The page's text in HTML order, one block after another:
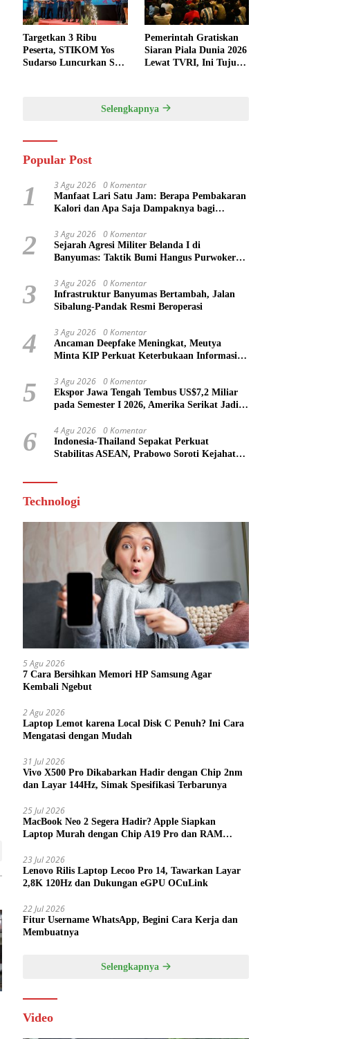
Targetkan 3 Ribu
Peserta, STIKOM Yos
Sudarso Luncurkan SYS
Pemerintah Gratiskan
Siaran Piala Dunia 2026
Lewat TVRI, Ini Tujuan
Selengkapnya
Popular Post
1 3 Agu 2026 0 Komentar
Manfaat Lari Satu Jam: Berapa Pembakaran
Kalori dan Apa Saja Dampaknya bagi
2 3 Agu 2026 0 Komentar
Sejarah Agresi Militer Belanda I di
Banyumas: Taktik Bumi Hangus Purwokerto
3 3 Agu 2026 0 Komentar
Infrastruktur Banyumas Bertambah, Jalan
Sibalung-Pandak Resmi Beroperasi
4 3 Agu 2026 0 Komentar
Ancaman Deepfake Meningkat, Meutya
Minta KIP Perkuat Keterbukaan Informasi
5 3 Agu 2026 0 Komentar
Ekspor Jawa Tengah Tembus US$7,2 Miliar
pada Semester I 2026, Amerika Serikat Jadi
6 4 Agu 2026 0 Komentar
Indonesia-Thailand Sepakat Perkuat
Stabilitas ASEAN, Prabowo Soroti Kejahatan
Technologi
5 Agu 2026
7 Cara Bersihkan Memori HP Samsung Agar
Kembali Ngebut
2 Agu 2026
Laptop Lemot karena Local Disk C Penuh? Ini Cara
Mengatasi dengan Mudah
31 Jul 2026
Vivo X500 Pro Dikabarkan Hadir dengan Chip 2nm
dan Layar 144Hz, Simak Spesifikasi Terbarunya
25 Jul 2026
MacBook Neo 2 Segera Hadir? Apple Siapkan
Laptop Murah dengan Chip A19 Pro dan RAM
23 Jul 2026
Lenovo Rilis Laptop Lecoo Pro 14, Tawarkan Layar
2,8K 120Hz dan Dukungan eGPU OCuLink
22 Jul 2026
Fitur Username WhatsApp, Begini Cara Kerja dan
Membuatnya
Selengkapnya
Video